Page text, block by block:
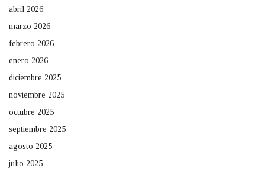
abril 2026
marzo 2026
febrero 2026
enero 2026
diciembre 2025
noviembre 2025
octubre 2025
septiembre 2025
agosto 2025
julio 2025